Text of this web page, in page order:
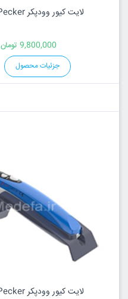
لایت کیور وودپکر WoodPecker مدل LED H
9,800,000 تومان
جزئیات محصول
لایت کیور وودپکر WoodPecker مدل D LED